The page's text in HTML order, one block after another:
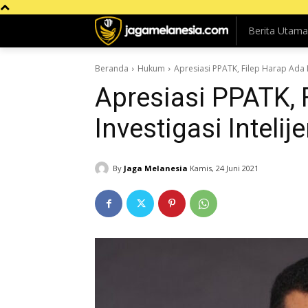
Berita Utama
Beranda Hukum Apresiasi PPATK, Filep Harap
Apresiasi PPATK,
Investigasi
By Jaga Melanesia Kamis, 24 Juni 2021